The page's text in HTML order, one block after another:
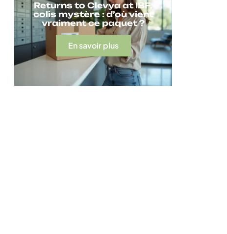
Returns to Clevya at IBF,
colis mystère : d’où vient
vraiment ce paquet ?
En savoir plus